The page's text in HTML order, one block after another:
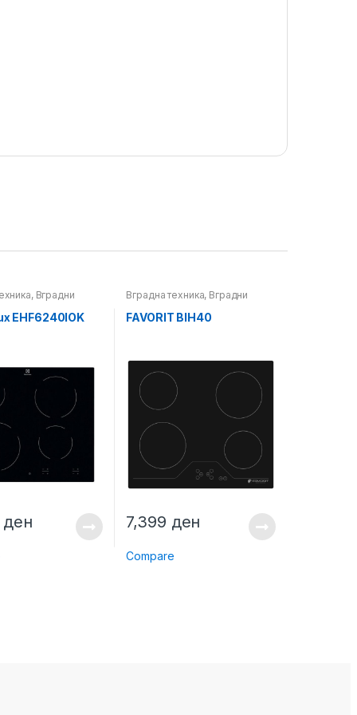
, Вградни
EHF6240IOK
ден
Вградна техника, Вградни
плотни
FAVORIT BIH40
7,399 ден
Compare